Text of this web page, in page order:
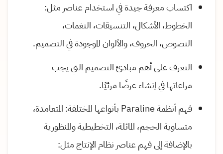
اكتساب معرفة جيدة في استخدام عناصر مثل:
الخطوط، الأشكال، التنسيقات، النغمات،
النصوص، الحروف، والألوان الموجودة في التصميم.
التعرف على أهم مبادئ التصميم التي يجب
مراعاتها في إنشاء عرضًا مرئيًا.
فهم أنظمة Paraline بأنواعها المختلفة: المتعامدة،
متساوية الحجم، المائلة، التخطيطية والمنظورية
بالإضافة إلى فهم عناصر نظام الإنتاج مثل: